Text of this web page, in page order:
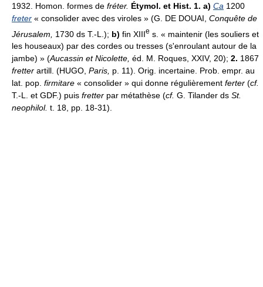
1932. Homon. formes de fréter. Étymol. et Hist. 1. a) Ca 1200
freter « consolider avec des viroles » (G. DE DOUAI, Conquête de
Jérusalem,
1730 ds T.-L.); b) fin XIIIe s. « maintenir (les souliers et
les houseaux) par des cordes ou tresses (s'enroulant autour de la
jambe) » (Aucassin et Nicolette, éd. M. Roques, XXIV, 20); 2. 1867
fretter artill. (HUGO, Paris, p. 11). Orig. incertaine. Prob. empr. au
lat. pop. firmitare « consolider » qui donne régulièrement ferter (cf.
T.-L. et GDF.) puis fretter par métathèse (cf. G. Tilander ds St.
neophilol. t. 18, pp. 18-31).